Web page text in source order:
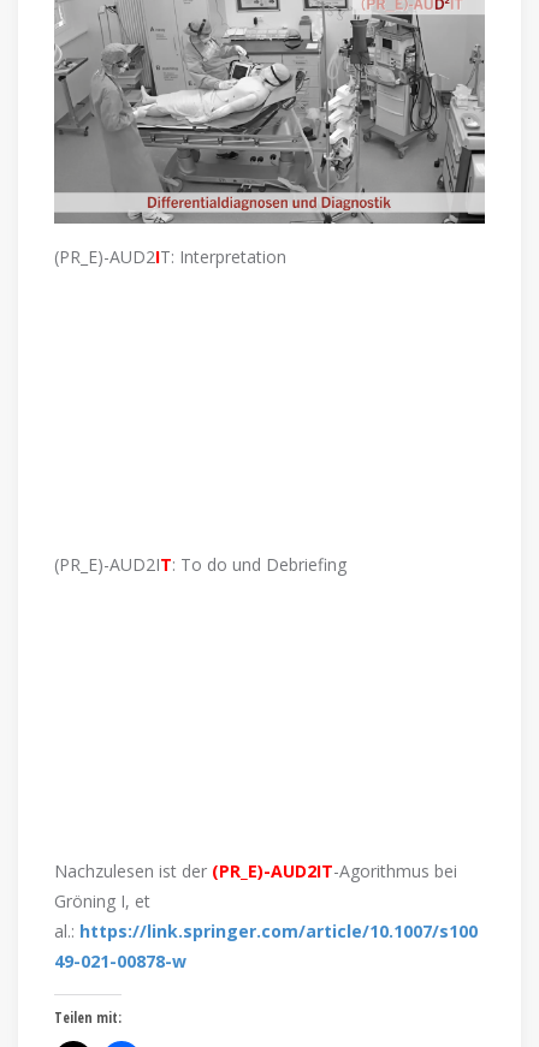
(PR_E)-AUD2IT: Interpretation
(PR_E)-AUD2IT: To do und Debriefing
Nachzulesen ist der (PR_E)-AUD2IT-Agorithmus bei
Gröning I, et
al.: https://link.springer.com/article/10.1007/s100
49-021-00878-w
Teilen mit: